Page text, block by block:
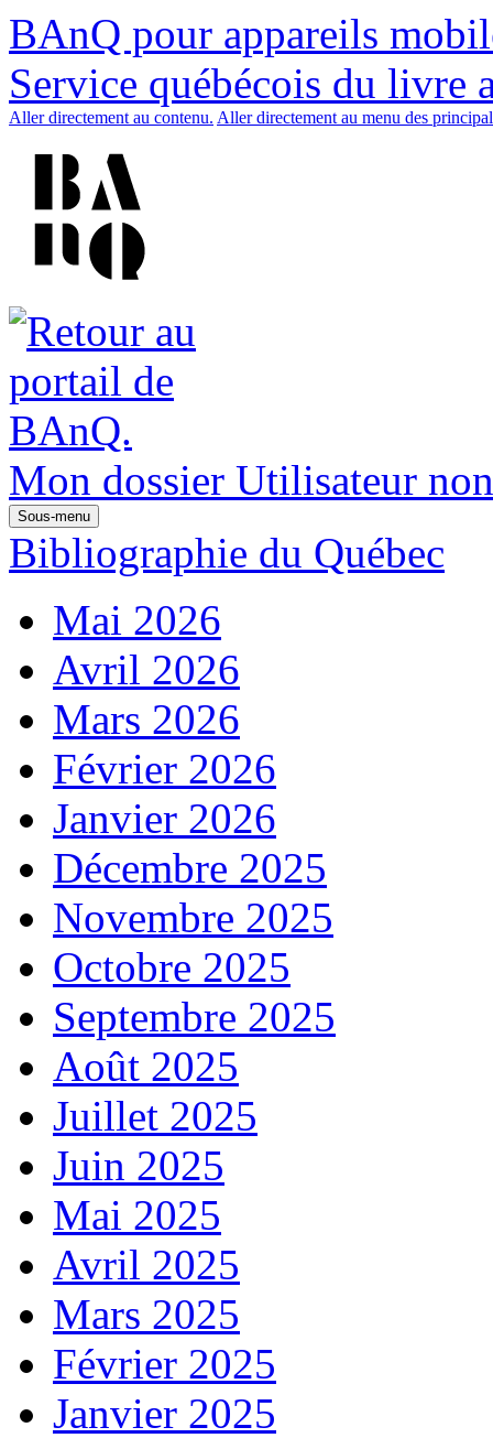
BAnQ pour appareils
Service québécois du livre
Aller directement au contenu. Aller directement au menu des
Mon dossier Utilisateur
Sous-menu
Bibliographie du Québec
Mai 2026
Avril 2026
Mars 2026
Février 2026
Janvier 2026
Décembre 2025
Novembre 2025
Octobre 2025
Septembre 2025
Août 2025
Juillet 2025
Juin 2025
Mai 2025
Avril 2025
Mars 2025
Février 2025
Janvier 2025